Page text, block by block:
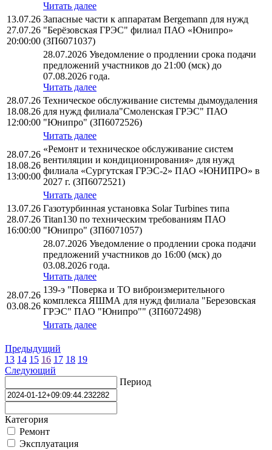
Читать далее
13.07.26
27.07.26
20:00:00
Запасные части к аппаратам Bergemann для нужд
"Берёзовская ГРЭС" филиал ПАО «Юнипро»
(ЗП6071037)
28.07.2026 Уведомление о продлении срока подачи
предложений участников до 21:00 (мск) до
07.08.2026 года.
Читать далее
28.07.26
18.08.26
12:00:00
Техническое обслуживание системы дымоудаления
для нужд филиала"Смоленская ГРЭС" ПАО
"Юнипро" (ЗП6072526)
Читать далее
28.07.26
18.08.26
13:00:00
«Ремонт и техническое обслуживание систем
вентиляции и кондиционирования» для нужд
филиала «Сургутская ГРЭС-2» ПАО «ЮНИПРО» в
2027 г. (ЗП6072521)
Читать далее
13.07.26
28.07.26
16:00:00
Газотурбинная установка Solar Turbines типа
Titan130 по техническим требованиям ПАО
"Юнипро" (ЗП6071057)
28.07.2026 Уведомление о продлении срока подачи
предложений участников до 16:00 (мск) до
03.08.2026 года.
Читать далее
28.07.26
03.08.26
139-э "Поверка и ТО виброизмерительного
комплекса ЯШМА для нужд филиала "Березовская
ГРЭС" ПАО "Юнипро"" (ЗП6072498)
Читать далее
Предыдущий
13 14 15 16 17 18 19
Следующий
Период
Категория
Ремонт
Эксплуатация